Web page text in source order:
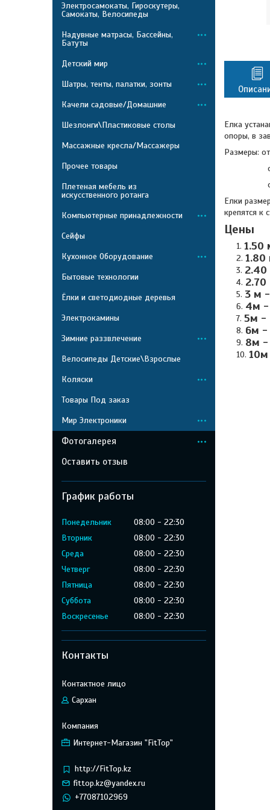
Елка
опоры, в
Размеры:
от 2 м.
от 3 м.
Елки
крепятся к
Цены
1.50
1.80
3 м
4м -
5м -
6м -
8м -
Электросамокаты, Гироскутеры,
Самокаты, Велосипеды
Надувные матрасы, Бассейны,
Батуты
Детский мир
Шатры, тенты, палатки, зонты
Качели садовые/Домашние
Шезлонги\Пластиковые столы
Массажные кресла/Массажеры
Прочее товары
Плетеная мебель из
искусственного ротанга
Компьютерные принадлежности
Сейфы
Кухонное Оборудование
Бытовые технологии
Ёлки и светодиодные деревья
Электрокамины
Зимние раззвлечение
Велосипеды Детские\Взрослые
Коляски
Товары Под заказ
Мир Электроники
Фотогалерея
Оставить отзыв
График работы
Понедельник 08:00
22:30
Вторник
08:00
22:30
Среда
08:00
22:30
Четверг
08:00
22:30
Пятница
08:00
22:30
Суббота
08:00
22:30
Воскресенье
08:00 22:30
Контакты
Сархан
Интернет-Магазин "FitTop"
http://FitTop.kz
fittop.kz@yandex.ru
+77087102969